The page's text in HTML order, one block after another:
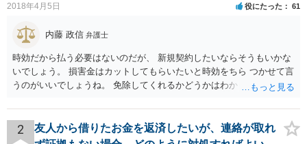
2018年4月5日 役にたった 61
内藤 政信 弁護士
時効だから払う必要はないのだが、 新規契約したいならそうもいかな
いでしょう。 損害金はカットしてもらいたいと時効をちら つかせて言
うのがいいでしょうね。 免除してくれるかどうかはわかりませんが。
2
友人から借りたお金を返済したいが、連絡が取れ